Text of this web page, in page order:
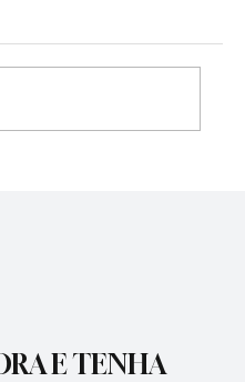
E TENHA